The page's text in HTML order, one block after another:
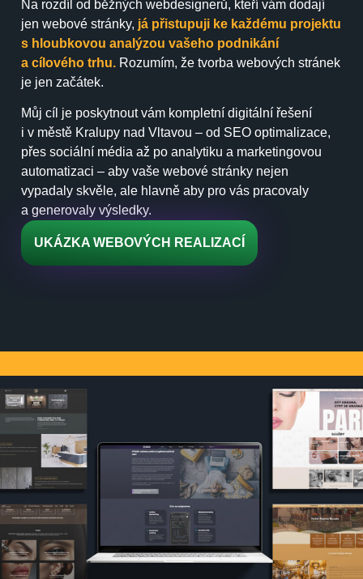
Na rozdíl od běžných webdesignerů, kteří vám dodají
jen webové stránky, já přistupuji ke každému projektu
s hloubkovou analýzou vašeho podnikání
a cílového trhu. Rozumím, že tvorba webových stránek
je jen začátek.
Můj cíl je poskytnout vám kompletní digitální řešení
i v městě Kralupy nad Vltavou – od SEO optimalizace,
přes sociální média až po analytiku a marketingovou
automatizaci – aby vaše webové stránky nejen
vypadaly skvěle, ale hlavně aby pro vás pracovaly
a generovaly výsledky.
UKÁZKA WEBOVÝCH REALIZACÍ